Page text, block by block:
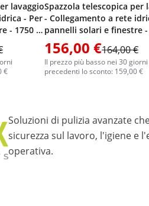
lavaggio
- Per
- 1750 -
€
Spazzola telescopica per
- Collegamento a rete
pannelli solari e finestre -
8900 mm
156,00 €164,00 €
Il prezzo più basso nei 30 giorni
precedenti lo sconto: 159,00 €
Soluzioni di pulizia avanzate
sicurezza sul lavoro, l'igiene e
operativa.